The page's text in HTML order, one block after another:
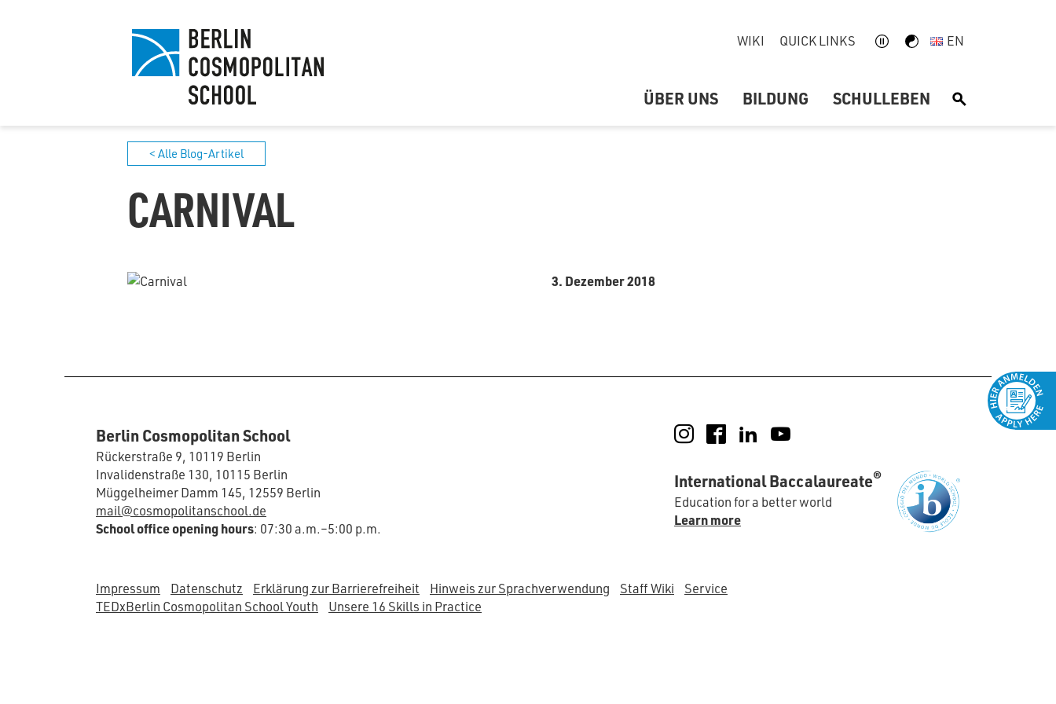
WIKI QUICK LINKS EN
ÜBER UNS BILDUNG SCHULLEBEN S
< Alle Blog-Artikel
CARNIVAL
3. Dezember 2018
Berlin Cosmopolitan School
Rückerstraße 9, 10119 Berlin
Invalidenstraße 130, 10115 Berlin
Müggelheimer Damm 145, 12559 Berlin
mail@cosmopolitanschool.de
School office opening hours: 07:30 a.m.–5:00 p.m.
Instagram
FacebookLinkedIn
International Baccalaureate®
Education for a better world
Learn more
Impressum Datenschutz Erklärung zur Barrierefreiheit Hinweis zur Sprachverwendung Staff Wiki
Service
TEDxBerlin Cosmopolitan School Youth
Unsere 16 Skills in Practice